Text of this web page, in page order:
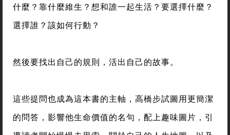
什麼？靠什麼維生？想和誰一起生活？要選擇什麼？
選擇誰？該如何行動？
然後要找出自己的規則，活出自己的故事。
這些提問也成為這本書的主軸，高橋步試圖用更簡潔
的問答，影響他生命價值的名句，配上趣味圖片，引